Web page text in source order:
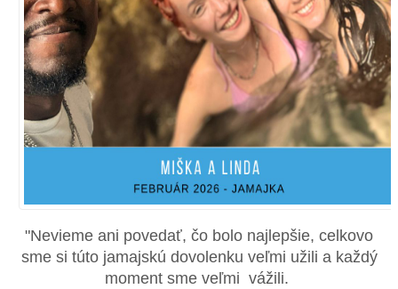
"Nevieme ani povedať, čo bolo najlepšie, celkovo
sme si túto jamajskú dovolenku veľmi užili a každý
moment sme veľmi vážili.